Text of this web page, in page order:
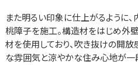
また明るい印象に仕上がるように
桃障子を施工。構造材をはじめ外
材を使用しており、吹き抜けの開
な雰囲気と涼やかな住み心地が一